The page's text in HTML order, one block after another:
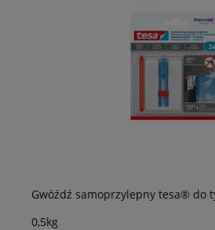
Gwóźdź samoprzylepny tesa® do
0,5kg